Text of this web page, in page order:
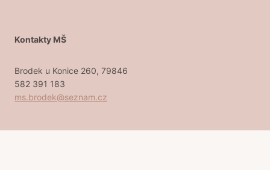
Kontakty MŠ
Brodek u Konice 260, 79846
582 391 183
ms.brodek@seznam.cz